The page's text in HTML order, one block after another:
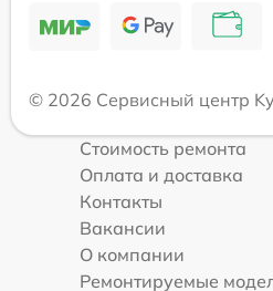
© 2026 Сервисный центр
Стоимость ремонта
Оплата и доставка
Контакты
Вакансии
О компании
Ремонтируемые